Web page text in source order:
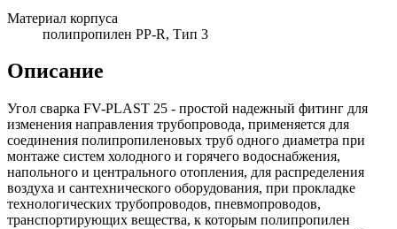
Материал корпуса
полипропилен PP-R, Тип 3
Описание
Угол сварка FV-PLAST 25 - простой надежный фитинг для
изменения направления трубопровода, применяется для
соединения полипропиленовых труб одного диаметра при
монтаже систем холодного и горячего водоснабжения,
напольного и центрального отопления, для распределения
воздуха и сантехнического оборудования, при прокладке
технологических трубопроводов, пневмопроводов,
транспортирующих вещества, к которым полипропилен